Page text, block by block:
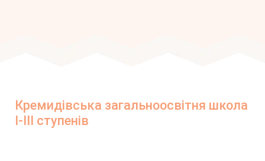
Кремидівська загальноосвітня школа
І-ІІІ ступенів